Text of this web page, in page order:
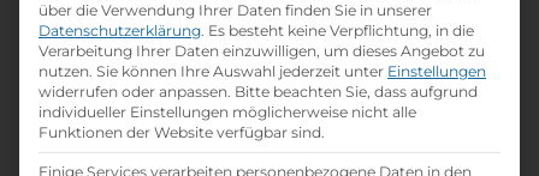
Details zur Lehrstelle
Referenznummer: nmv6dl
folderBranche:
Handel / Logistik / Verkauf
über die Verwendung Ihrer Daten finden Sie in unserer
Datenschutzerklärung. Es besteht keine Verpflichtung, in die
Verarbeitung Ihrer Daten einzuwilligen, um dieses Angebot zu
nutzen. Sie können Ihre Auswahl jederzeit unter Einstellungen
widerrufen oder anpassen. Bitte beachten Sie, dass aufgrund
individueller Einstellungen möglicherweise nicht alle
Funktionen der Website verfügbar sind.
Einige Services verarbeiten personenbezogene Daten in den